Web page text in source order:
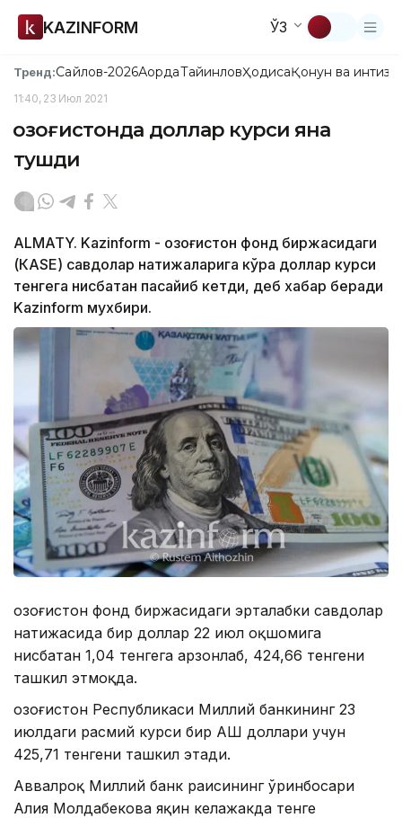
KAZINFORM ЎЗ
Тренд:Сайлов-2026АқордаТайинловҲодисаҚонун ва
11:40, 23 Июл 2021
Қозоғистонда доллар курси яна
тушди
ALMATY. Kazinform - Қозоғистон фонд биржасидаги
(КАSЕ) савдолар натижаларига кўра доллар курси
тенгега нисбатан пасайиб кетди, деб хабар беради
Kazinform мухбири.
Қозоғистон фонд биржасидаги эрталабки савдолар
натижасида бир доллар 22 июл оқшомига
нисбатан 1,04 тенгега арзонлаб, 424,66 тенгени
ташкил этмоқда.
Қозоғистон Республикаси Миллий банкининг 23
июлдаги расмий курси бир АҚШ доллари учун
425,71 тенгени ташкил этади.
Аввалроқ Миллий банк раисининг ўринбосари
Алия Молдабекова яқин келажакда тенге